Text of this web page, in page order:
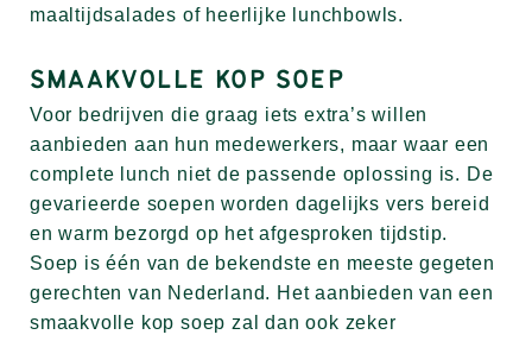
maaltijdsalades of heerlijke lunchbowls.
SMAAKVOLLE KOP SOEP
Voor bedrijven die graag iets extra’s willen
aanbieden aan hun medewerkers, maar waar een
complete lunch niet de passende oplossing is. De
gevarieerde soepen worden dagelijks vers bereid
en warm bezorgd op het afgesproken tijdstip.
Soep is één van de bekendste en meeste gegeten
gerechten van Nederland. Het aanbieden van een
smaakvolle kop soep zal dan ook zeker